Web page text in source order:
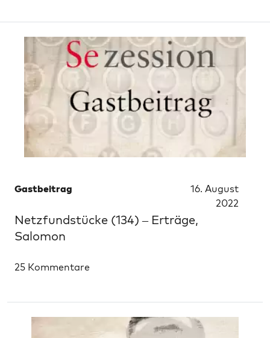
Gastbeitrag
16. August
2022
Netzfundstücke (134) – Erträge,
Salomon
25 Kommentare